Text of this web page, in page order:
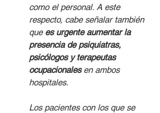
como el personal. A este
respecto, cabe señalar también
que es urgente aumentar la
presencia de psiquiatras,
psicólogos y terapeutas
ocupacionales en ambos
hospitales.
Los pacientes con los que se